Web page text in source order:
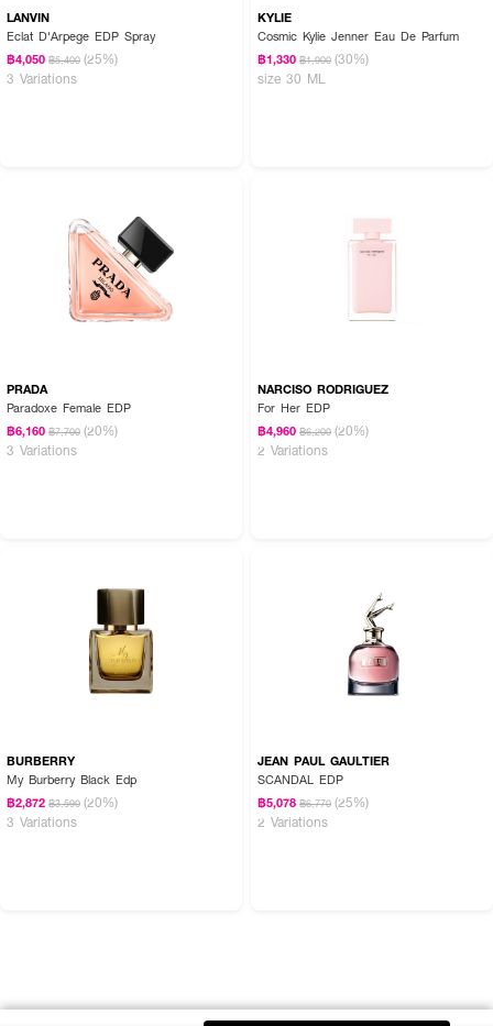
LANVIN
Eclat D'Arpege EDP Spray
฿4,050 ฿5,400 (25%)
3 Variations
KYLIE
Cosmic Kylie Jenner Eau De Parfum
฿1,330 ฿1,900 (30%)
size 30 ML
PRADA
Paradoxe Female EDP
฿6,160 ฿7,700 (20%)
3 Variations
NARCISO RODRIGUEZ
For Her EDP
฿4,960 ฿6,200 (20%)
2 Variations
BURBERRY
My Burberry Black Edp
฿2,872 ฿3,590 (20%)
3 Variations
JEAN PAUL GAULTIER
SCANDAL EDP
฿5,078 ฿6,770 (25%)
2 Variations